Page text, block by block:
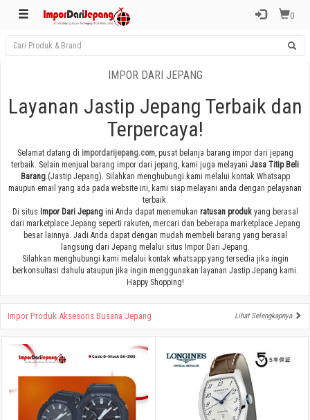
0
IMPOR DARI JEPANG
Layanan Jastip Jepang Terbaik dan
Terpercaya!
Selamat datang di impordarijepang.com, pusat belanja barang impor dari jepang
terbaik. Selain menjual barang impor dari jepang, kami juga melayani Jasa Titip Beli
Barang(Jastip Jepang). Silahkan menghubungi kami melalui kontak Whatsapp
maupun email yang ada pada website ini, kami siap melayani anda dengan pelayanan
terbaik.
Di situs Impor Dari Jepangini Anda dapat menemukan ratusan produkyang berasal
dari marketplace Jepang seperti rakuten, mercari dan beberapa marketplace Jepang
besar lainnya. Jadi Anda dapat dengan mudah membeli barang yang berasal
langsung dari Jepang melalui situs Impor Dari Jepang.
Silahkan menghubungi kami melalui kontak whatsapp yang tersedia jika ingin
berkonsultasi dahulu ataupun jika ingin menggunakan layanan Jastip Jepang kami.
Happy Shopping!
Impor Produk Aksesoris Busana Jepang Lihat Selengkapnya